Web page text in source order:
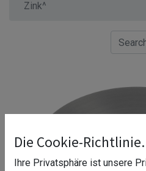
Zink^
Die Cookie-Richtlinie.
Ihre Privatsphäre ist unsere